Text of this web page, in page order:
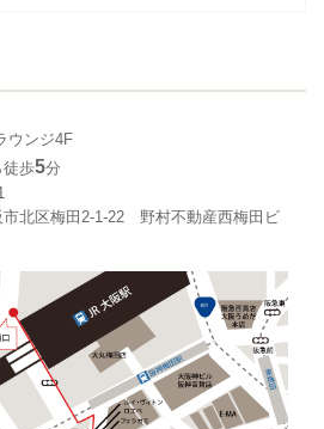
ウンジ4F
徒歩5分
市北区梅田2-1-22 野村不動産西梅田ビ